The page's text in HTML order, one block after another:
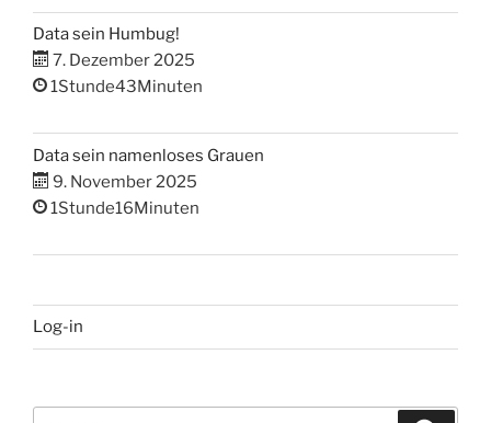
Data sein Humbug!
7. Dezember 2025
1Stunde43Minuten
Data sein namenloses Grauen
9. November 2025
1Stunde16Minuten
Log-in